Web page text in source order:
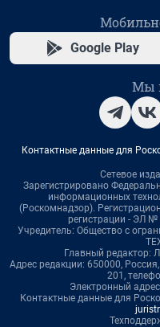
Google Play
Мы
Контактные данные для
Сетевое
Зарегистрировано
информационных
(Роскомнадзор).
регистрации - ЭЛ №
Учредитель: Общество с
Главный редактор:
Адрес редакции: 650000,
201,
Электронный
Контактные данные для